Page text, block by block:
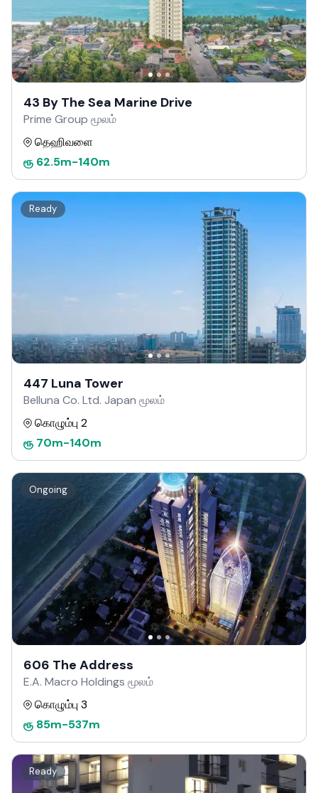
43 By The Sea Marine Drive
Prime Group மூலம்
தெஹிவளை
ரூ 62.5m-140m
Ready
447 Luna Tower
Belluna Co. Ltd. Japan மூலம்
கொழும்பு 2
ரூ 70m-140m
Ongoing
606 The Address
E.A. Macro Holdings மூலம்
கொழும்பு 3
ரூ 85m-537m
Ready